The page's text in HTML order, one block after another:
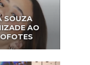
SOUZA
AO